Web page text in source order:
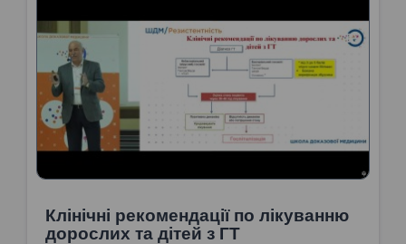
Клінічні рекомендації по лікуванню
дорослих та дітей з ГТ